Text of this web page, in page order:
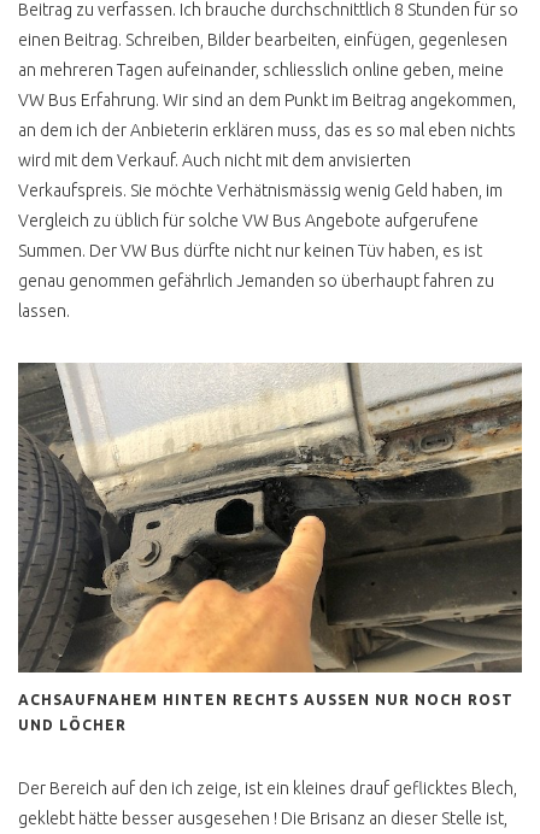
HÄNDLER TRICKKISTE
GUT BEDIENT
VERKAUF VON PRIVAT
PERFEKT
VORSICHT VW BUS
SPEZIALISTEN
NORDERSTEDT
GARANTIE &
GEWÄHRLEISTUNG
BUNDESWEHR
RÜCKLÄUFER
ZOLL AUKTIONEN VEBEG
ETC
DRECKIG & SPECKIG
SCHWARZ GEMACHT
VW BUS VERKAUFEN
Beitrag zu verfassen. Ich brauche durchschnittlich 8 Stunden für so
einen Beitrag. Schreiben, Bilder bearbeiten, einfügen, gegenlesen
an mehreren Tagen aufeinander, schliesslich online geben, meine
VW Bus Erfahrung. Wir sind an dem Punkt im Beitrag angekommen,
an dem ich der Anbieterin erklären muss, das es so mal eben nichts
wird mit dem Verkauf. Auch nicht mit dem anvisierten
Verkaufspreis. Sie möchte Verhätnismässig wenig Geld haben, im
Vergleich zu üblich für solche VW Bus Angebote aufgerufene
Summen. Der VW Bus dürfte nicht nur keinen Tüv haben, es ist
genau genommen gefährlich Jemanden so überhaupt fahren zu
lassen.
ACHSAUFNAHEM HINTEN RECHTS AUSSEN NUR NOCH ROST
UND LÖCHER
Der Bereich auf den ich zeige, ist ein kleines drauf geflicktes Blech,
geklebt hätte besser ausgesehen ! Die Brisanz an dieser Stelle ist,